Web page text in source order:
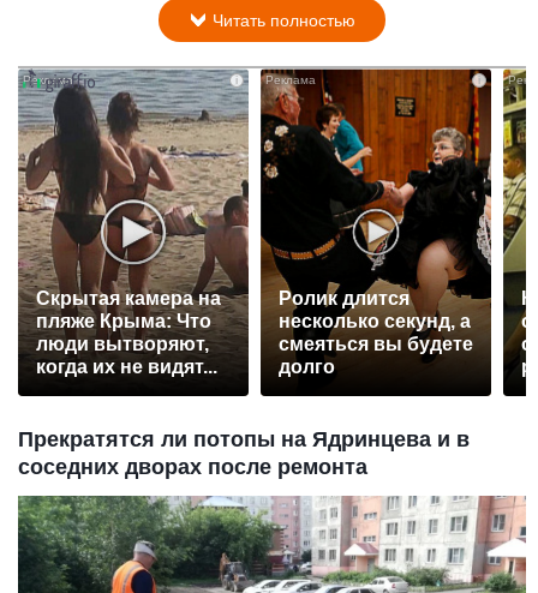
Читать полностью
i
Скрытая камера на
пляже Крыма: Что
люди вытворяют,
когда их не видят...
i
Ролик длится
несколько секунд, а
смеяться вы будете
долго
Прекратятся ли потопы на Ядринцева и в
соседних дворах после ремонта